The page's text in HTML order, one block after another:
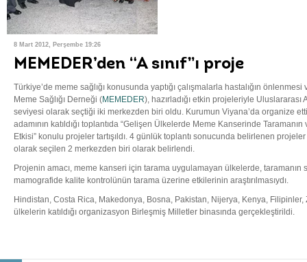
8 Mart 2012, Perşembe 19:26
MEMEDER’den “A sınıf”ı proje
Türkiye’de meme sağlığı konusunda yaptığı çalışmalarla hastalığın
Meme Sağlığı Derneği (MEMEDER), hazırladığı etkin projeleriyle Uluslararası
seviyesi olarak seçtiği iki merkezden biri oldu. Kurumun Viyana’da organize
adamının katıldığı toplantıda “Gelişen Ülkelerde Meme Kanserinde
Etkisi” konulu projeler tartışıldı. 4 günlük toplantı sonucunda belirlenen
olarak seçilen 2 merkezden biri olarak belirlendi.
Projenin amacı, meme kanseri için tarama uygulamayan ülkelerde,
mamografide kalite kontrolünün tarama üzerine etkilerinin araştırılmasıydı.
Hindistan, Costa Rica, Makedonya, Bosna, Pakistan, Nijerya, Kenya,
ülkelerin katıldığı organizasyon Birleşmiş Milletler binasında gerçekleştirildi.